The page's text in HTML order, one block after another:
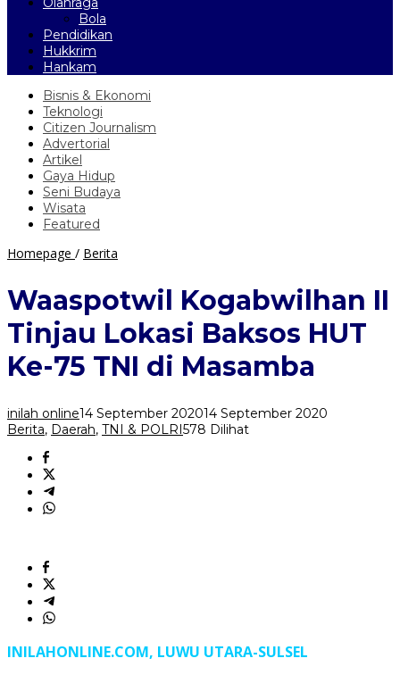
Bola
Pendidikan
Hukkrim
Hankam
Bisnis & Ekonomi
Teknologi
Citizen Journalism
Advertorial
Artikel
Gaya Hidup
Seni Budaya
Wisata
Featured
Homepage / Berita
Tinjau
Lokasi
Baksos
HUT
Ke-
TNI
di
Masamba
Waaspotwil Kogabwilhan II
Tinjau Lokasi Baksos HUT
Ke-75 TNI di Masamba
inilah online14 September 202014 September 2020
Berita, Daerah, TNI & POLRI578 Dilihat
INILAHONLINE.COM, LUWU UTARA-SULSEL